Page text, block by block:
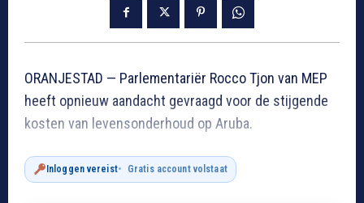
ORANJESTAD — Parlementariër Rocco Tjon van MEP
heeft opnieuw aandacht gevraagd voor de stijgende
kosten van levensonderhoud op Aruba.
Inloggen vereist Gratis account volstaat